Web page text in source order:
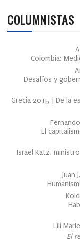
COLUMNISTAS
Colombia:
Desafíos y
Grecia 2015 | De la
El
Israel Katz,
Juan
Lili
El